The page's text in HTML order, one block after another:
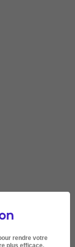
rendre votre
plus efficace.